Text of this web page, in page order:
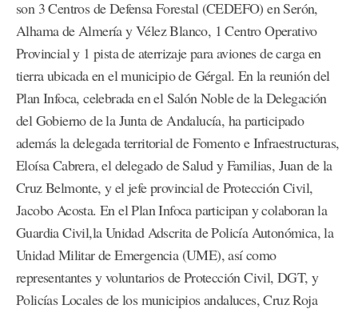
son 3 Centros de Defensa Forestal (CEDEFO) en Serón,
Alhama de Almería y Vélez Blanco, 1 Centro Operativo
Provincial y 1 pista de aterrizaje para aviones de carga en
tierra ubicada en el municipio de Gérgal. En la reunión del
Plan Infoca, celebrada en el Salón Noble de la Delegación
del Gobierno de la Junta de Andalucía, ha participado
además la delegada territorial de Fomento e Infraestructuras,
Eloísa Cabrera, el delegado de Salud y Familias, Juan de la
Cruz Belmonte, y el jefe provincial de Protección Civil,
Jacobo Acosta. En el Plan Infoca participan y colaboran la
Guardia Civil,la Unidad Adscrita de Policía Autonómica, la
Unidad Militar de Emergencia (UME), así como
representantes y voluntarios de Protección Civil, DGT, y
Policías Locales de los municipios andaluces, Cruz Roja